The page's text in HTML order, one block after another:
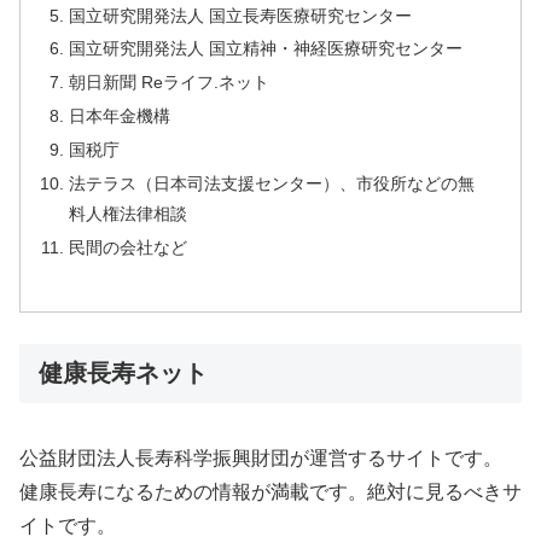
国立研究開発法人 国立長寿医療研究センター
国立研究開発法人 国立精神・神経医療研究センター
朝日新聞 Reライフ.ネット
日本年金機構
国税庁
法テラス（日本司法支援センター）、市役所などの無
料人権法律相談
民間の会社など
健康長寿ネット
公益財団法人長寿科学振興財団が運営するサイトです。
健康長寿になるための情報が満載です。絶対に見るべきサ
イトです。